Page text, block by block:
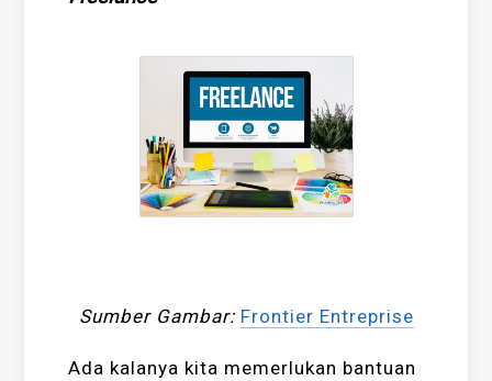
Sumber Gambar: Frontier Entreprise
Ada kalanya kita memerlukan bantuan